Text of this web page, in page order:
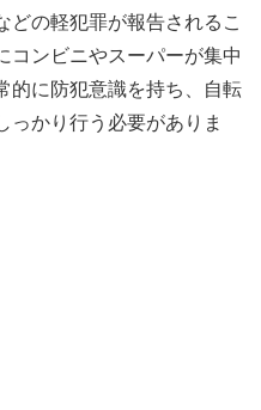
どの軽犯罪が報告されるこ
コンビニやスーパーが集中
的に防犯意識を持ち、自転
っかり行う必要がありま